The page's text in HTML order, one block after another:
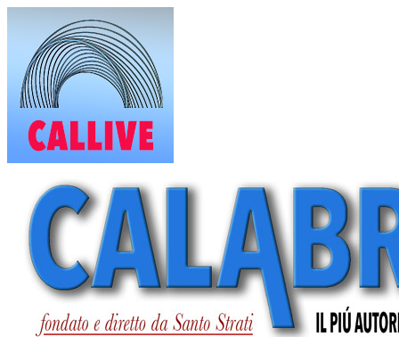
contenuto